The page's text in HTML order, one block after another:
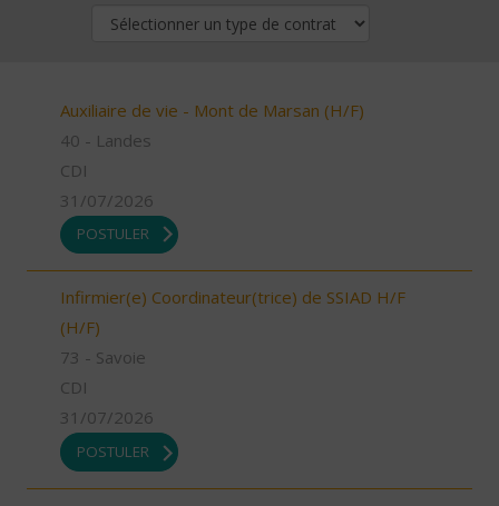
Auxiliaire de vie - Mont de Marsan (H/F)
40 - Landes
CDI
31/07/2026
POSTULER
Infirmier(e) Coordinateur(trice) de SSIAD H/F
(H/F)
73 - Savoie
CDI
31/07/2026
POSTULER